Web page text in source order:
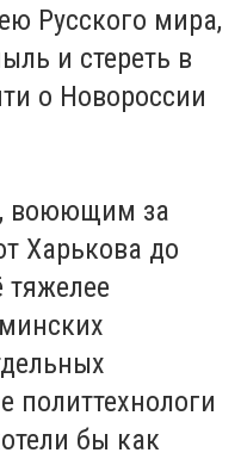
Русского мира,
и стереть в
о Новороссии
воюющим за
Харькова до
тяжелее
политтехнологи
бы как